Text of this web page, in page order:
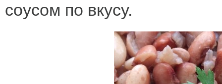
соусом по вкусу.